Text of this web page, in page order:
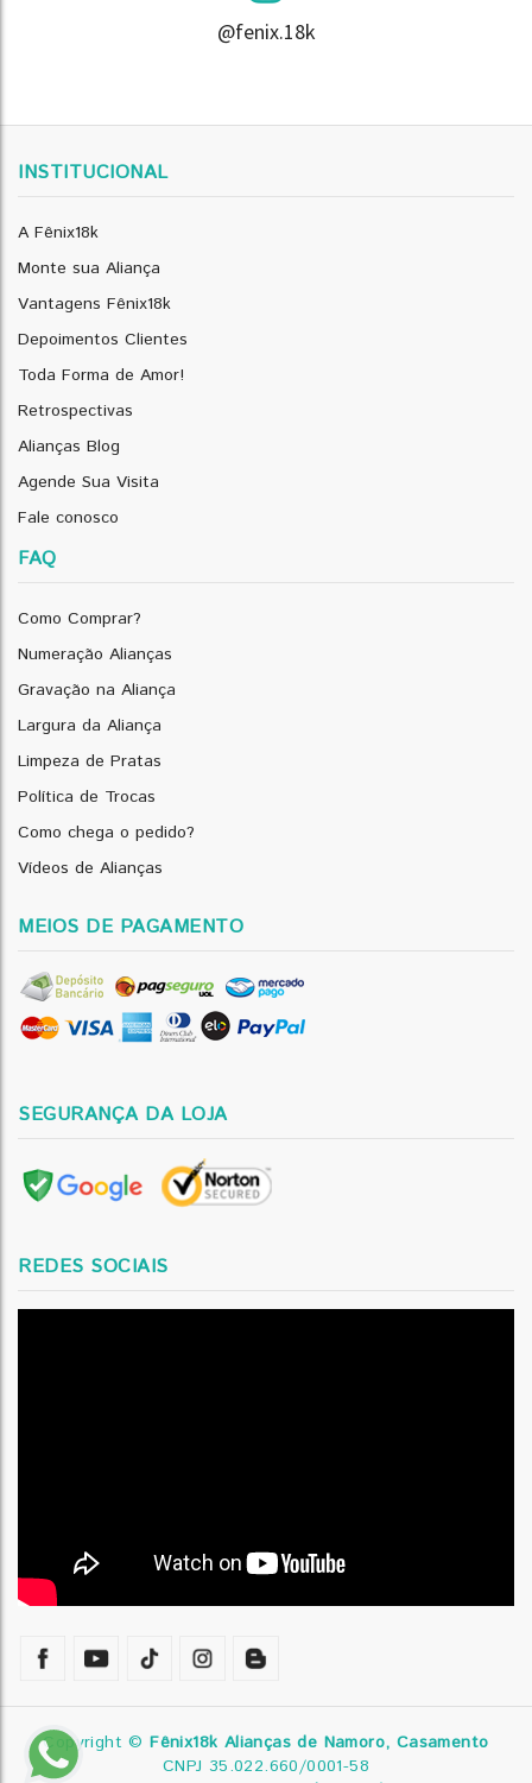
@fenix.18k
INSTITUCIONAL
A Fênix18k
Monte sua Aliança
Vantagens Fênix18k
Depoimentos Clientes
Toda Forma de Amor!
Retrospectivas
Alianças Blog
Agende Sua Visita
Fale conosco
FAQ
Como Comprar?
Numeração Alianças
Gravação na Aliança
Largura da Aliança
Limpeza de Pratas
Política de Trocas
Como chega o pedido?
Vídeos de Alianças
MEIOS DE PAGAMENTO
SEGURANÇA DA LOJA
REDES SOCIAIS
Copyright ©Fênix18k Alianças de Namoro, Casamento
CNPJ 35.022.660/0001-58